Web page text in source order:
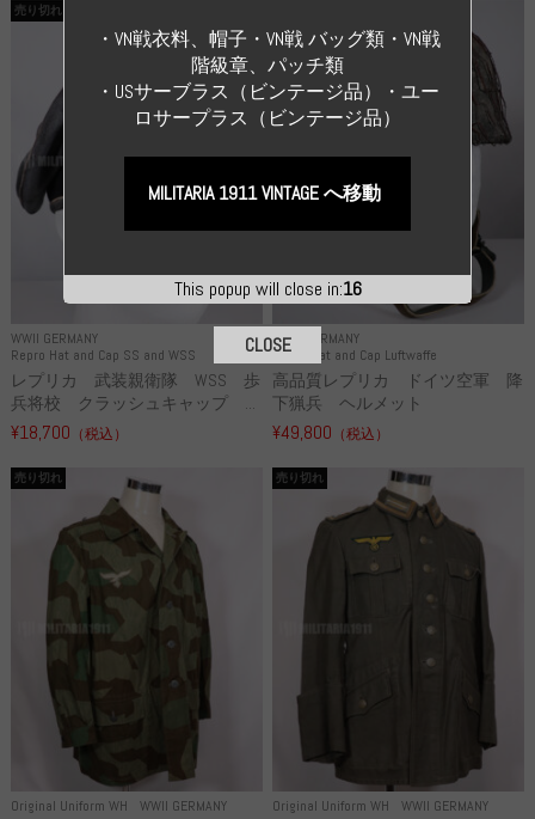
WWII GERMANY
Repro Hat and Cap SS and WSS
売り切れ
レプリカ 武装親衛隊 WSS 歩
兵将校 クラッシュキャップ ...
¥18,700 （税込）
WWII GERMANY
Repro Hat and Cap Luftwaffe
高品質レプリカ ドイツ空軍 降
下猟兵 ヘルメット
¥49,800 （税込）
Original Uniform WH WWII GERMANY
売り切れ
Original Uniform WH WWII GERMANY
売り切れ
This popup will close in:15
・VN戦衣料、帽子・VN戦 バッグ類・VN戦
階級章、パッチ類
・USサーブラス（ビンテージ品）・ユー
ロサープラス（ビンテージ品）
MILITARIA 1911 VINTAGE へ移動
CLOSE